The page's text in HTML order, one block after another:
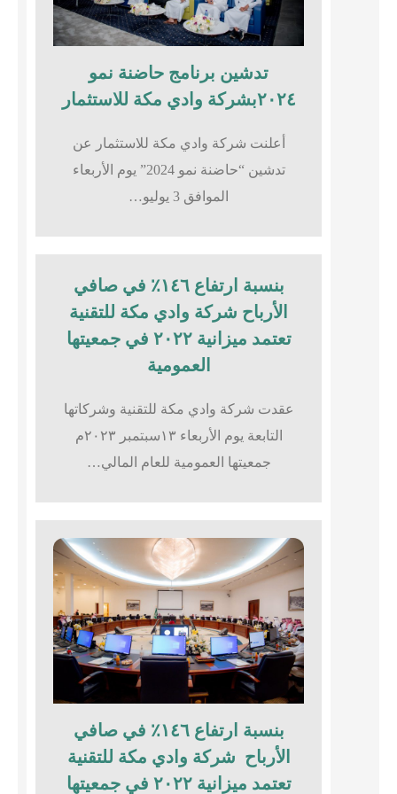
تدشين برنامج حاضنة نمو
٢٠٢٤بشركة وادي مكة للاستثمار
أعلنت شركة وادي مكة للاستثمار عن
تدشين “حاضنة نمو 2024” يوم الأربعاء
الموافق 3 يوليو…
بنسبة ارتفاع ١٤٦٪؜ في صافي
الأرباح شركة وادي مكة للتقنية
تعتمد ميزانية ٢٠٢٢ في جمعيتها
العمومية
عقدت شركة وادي مكة للتقنية وشركاتها
التابعة يوم الأربعاء ١٣سبتمبر ٢٠٢٣م
جمعيتها العمومية للعام المالي…
بنسبة ارتفاع ١٤٦٪؜ في صافي
الأرباح شركة وادي مكة للتقنية
تعتمد ميزانية ٢٠٢٢ في جمعيتها